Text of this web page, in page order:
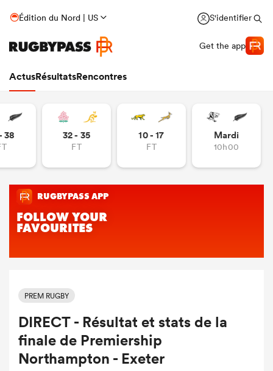
Édition du Nord | US S'identifier
Get the app
ActusRésultatsRencontres
38 32 - 35
FT
10 - 17
FT
Mardi
10h00
PREM RUGBY
DIRECT - Résultat et stats de la
finale de Premiership
Northampton - Exeter